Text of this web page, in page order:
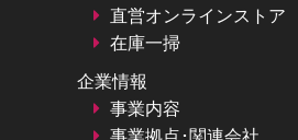
直営オンラインストア
在庫一掃
企業情報
事業内容
事業拠点･関連会社